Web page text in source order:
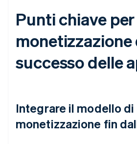
Punti chiave
monetizzazione
successo delle
Integrare il modello di
monetizzazione fin